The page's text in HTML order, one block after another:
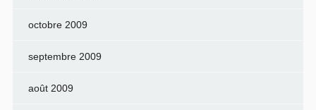
octobre 2009
septembre 2009
août 2009